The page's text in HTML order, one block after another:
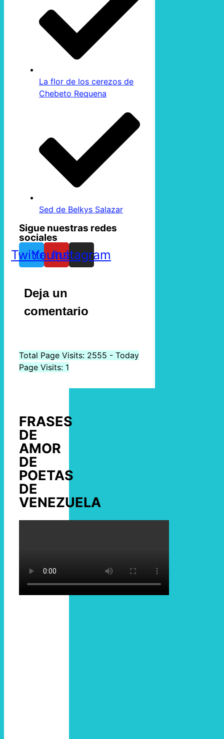
La flor de los cerezos de
Chebeto Requena
Sed de Belkys Salazar
Sigue nuestras redes
sociales
TwitterYoutube
Instagram
Deja un
comentario
Total Page Visits: 2555 - Today
Page Visits: 1
FRASES
DE
AMOR
DE
POETAS
DE
VENEZUELA